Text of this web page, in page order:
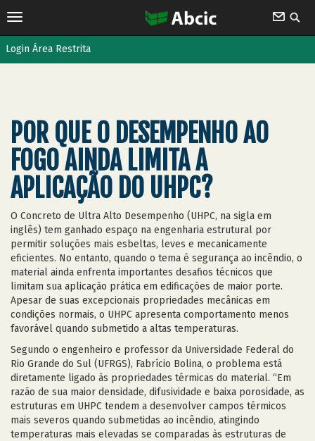
Login Área Restrita
POR QUE O DESEMPENHO AO
FOGO AINDA LIMITA A
APLICAÇÃO DO UHPC?
O Concreto de Ultra Alto Desempenho (UHPC, na sigla em
inglês) tem ganhado espaço na engenharia estrutural por
permitir soluções mais esbeltas, leves e mecanicamente
eficientes. No entanto, quando o tema é segurança ao incêndio, o
material ainda enfrenta importantes desafios técnicos que
limitam sua aplicação prática em edificações de maior porte.
Apesar de suas excepcionais propriedades mecânicas em
condições normais, o UHPC apresenta comportamento menos
favorável quando submetido a altas temperaturas.
Segundo o engenheiro e professor da Universidade Federal do
Rio Grande do Sul (UFRGS), Fabrício Bolina, o problema está
diretamente ligado às propriedades térmicas do material. “Em
razão de sua maior densidade, difusividade e baixa porosidade, as
estruturas em UHPC tendem a desenvolver campos térmicos
mais severos quando submetidas ao incêndio, atingindo
temperaturas mais elevadas se comparadas às estruturas de